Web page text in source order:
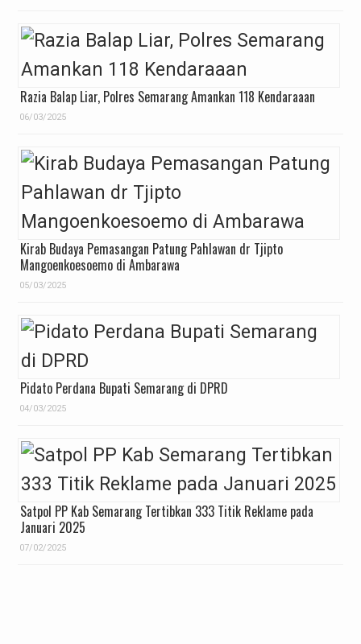
Razia Balap Liar, Polres Semarang Amankan 118 Kendaraaan
06/03/2025
Kirab Budaya Pemasangan Patung Pahlawan dr Tjipto
Mangoenkoesoemo di Ambarawa
05/03/2025
Pidato Perdana Bupati Semarang di DPRD
04/03/2025
Satpol PP Kab Semarang Tertibkan 333 Titik Reklame pada
Januari 2025
07/02/2025